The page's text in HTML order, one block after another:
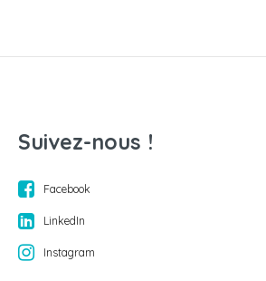
Suivez-nous !
Facebook
LinkedIn
Instagram